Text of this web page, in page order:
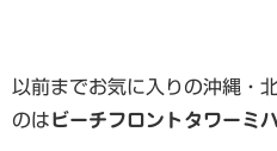
以前までお気に入りの沖縄・
のはビーチフロントタワーミ